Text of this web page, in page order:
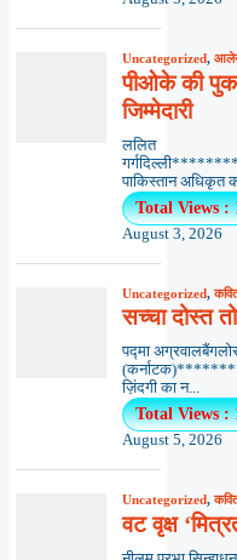
Uncategorized,
पीओके की
जिम्मेदारी
ललित
पाकिस्तान अधिकृत
Total Views :
August 3, 2026
Uncategorized,
सच्चा दोस्त
पद्मा
ज़िंदगी का न...
Total Views :
August 5, 2026
Uncategorized,
वट वृक्ष